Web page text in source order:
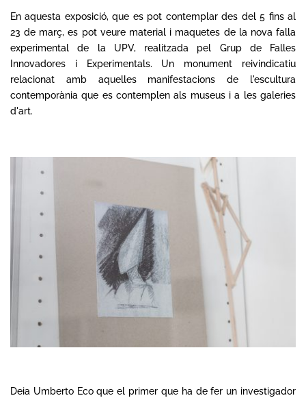
En aquesta exposició, que es pot contemplar des del 5 fins al
23 de març, es pot veure material i maquetes de la nova falla
experimental de la UPV, realitzada pel Grup de Falles
Innovadores i Experimentals. Un monument reivindicatiu
relacionat amb aquelles manifestacions de l'escultura
contemporània que es contemplen als museus i a les galeries
d'art.
Deia Umberto Eco que el primer que ha de fer un investigador